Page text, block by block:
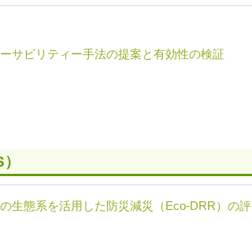
サビリティー手法の提案と有効性の検証
生態系を活用した防災減災（Eco-DRR）の評